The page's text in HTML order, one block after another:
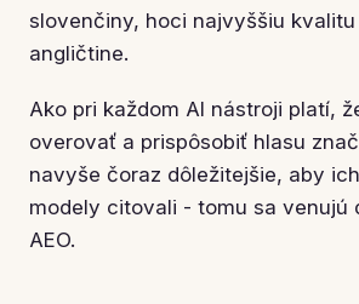
slovenčiny, hoci najvyššiu
angličtine.
Ako pri každom AI nástroji platí,
overovať a prispôsobiť hlasu
navyše čoraz dôležitejšie, aby
modely citovali - tomu sa venujú
AEO.